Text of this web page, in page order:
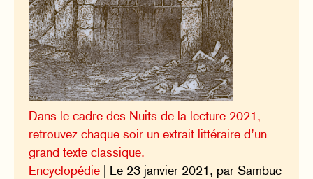
Dans le cadre des Nuits de la lecture 2021,
retrouvez chaque soir un extrait littéraire d’un
grand texte classique.
Encyclopédie | Le 23 janvier 2021, par Sambuc